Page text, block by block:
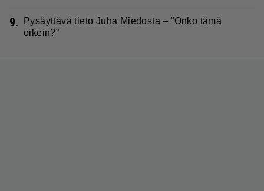
9.
Pysäyttävä tieto Juha Miedosta – ”Onko tämä
oikein?”